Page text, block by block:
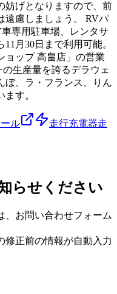
妨げとなりますので、前
遠慮しましょう。 RVパ
専用駐車場、レンタサ
月30日まで利用可能。
ョップ 高畠店」の営業
生産量を誇るデラウェ
ぼ、ラ・フランス、りん
す。
ル 走行充電器走
らせください
、お問い合わせフォーム
修正前の情報が自動入力